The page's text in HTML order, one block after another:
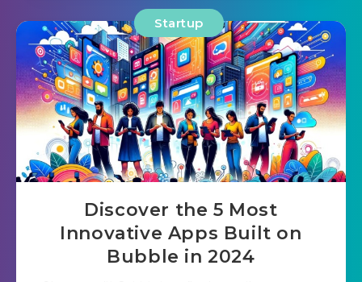
Startup
Discover the 5 Most
Innovative Apps Built on
Bubble in 2024